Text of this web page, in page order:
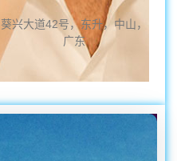
葵兴大道42号，东升，中山，
广东